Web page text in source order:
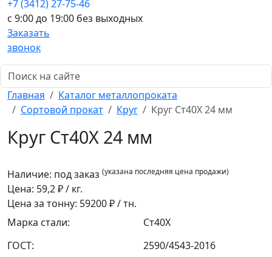
+7 (3412) 27-75-46
c 9:00 до 19:00 без выходных
Заказать
звонок
Главная
Каталог металлопроката
Сортовой прокат
Круг Круг Ст40Х 24 мм
Круг Ст40Х 24 мм
Наличие: под заказ (указана последняя цена продажи)
Цена: 59,2₽ / кг.
Цена за тонну: 59200₽ / тн.
Марка стали:
Ст40Х
ГОСТ:
2590/4543-2016